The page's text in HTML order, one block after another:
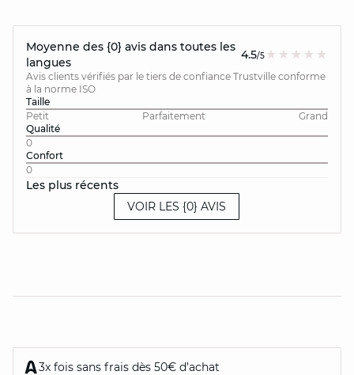
Moyenne des {0} avis dans toutes les
langues
4.5/5
Avis clients vérifiés par le tiers de confiance Trustville conforme
à la norme ISO
Taille
Petit
Parfaitement
Grand
Qualité
0
Confort
0
Les plus récents
VOIR LES {0} AVIS
3x fois sans frais dès 50€ d’achat